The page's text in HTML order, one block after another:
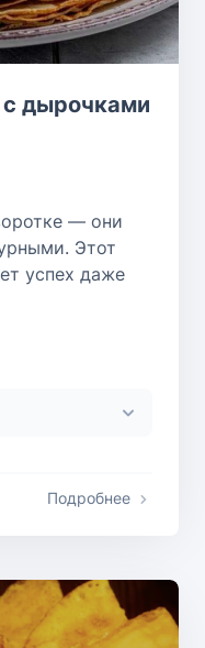
дырочками
— они
Этот
успех даже
Подробнее